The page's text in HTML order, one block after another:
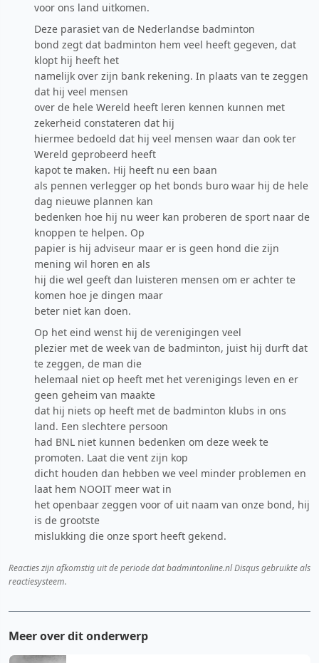
voor ons land uitkomen.
Deze parasiet van de Nederlandse badminton
bond zegt dat badminton hem veel heeft gegeven, dat
klopt hij heeft het
namelijk over zijn bank rekening. In plaats van te zeggen
dat hij veel mensen
over de hele Wereld heeft leren kennen kunnen met
zekerheid constateren dat hij
hiermee bedoeld dat hij veel mensen waar dan ook ter
Wereld geprobeerd heeft
kapot te maken. Hij heeft nu een baan
als pennen verlegger op het bonds buro waar hij de hele
dag nieuwe plannen kan
bedenken hoe hij nu weer kan proberen de sport naar de
knoppen te helpen. Op
papier is hij adviseur maar er is geen hond die zijn
mening wil horen en als
hij die wel geeft dan luisteren mensen om er achter te
komen hoe je dingen maar
beter niet kan doen.
Op het eind wenst hij de verenigingen veel
plezier met de week van de badminton, juist hij durft dat
te zeggen, de man die
helemaal niet op heeft met het verenigings leven en er
geen geheim van maakte
dat hij niets op heeft met de badminton klubs in ons
land. Een slechtere persoon
had BNL niet kunnen bedenken om deze week te
promoten. Laat die vent zijn kop
dicht houden dan hebben we veel minder problemen en
laat hem NOOIT meer wat in
het openbaar zeggen voor of uit naam van onze bond, hij
is de grootste
mislukking die onze sport heeft gekend.
Reacties zijn afkomstig uit de periode dat badmintonline.nl Disqus gebruikte als
reactiesysteem.
Meer over dit onderwerp